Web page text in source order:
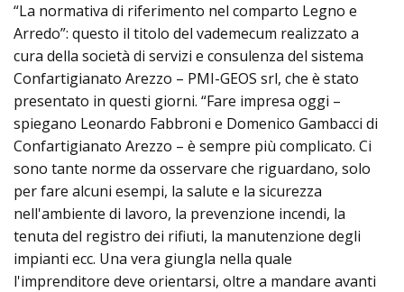
“La normativa di riferimento nel comparto Legno e
Arredo”: questo il titolo del vademecum realizzato a
cura della società di servizi e consulenza del sistema
Confartigianato Arezzo – PMI-GEOS srl, che è stato
presentato in questi giorni. “Fare impresa oggi –
spiegano Leonardo Fabbroni e Domenico Gambacci di
Confartigianato Arezzo – è sempre più complicato. Ci
sono tante norme da osservare che riguardano, solo
per fare alcuni esempi, la salute e la sicurezza
nell'ambiente di lavoro, la prevenzione incendi, la
tenuta del registro dei rifiuti, la manutenzione degli
impianti ecc. Una vera giungla nella quale
l'imprenditore deve orientarsi, oltre a mandare avanti